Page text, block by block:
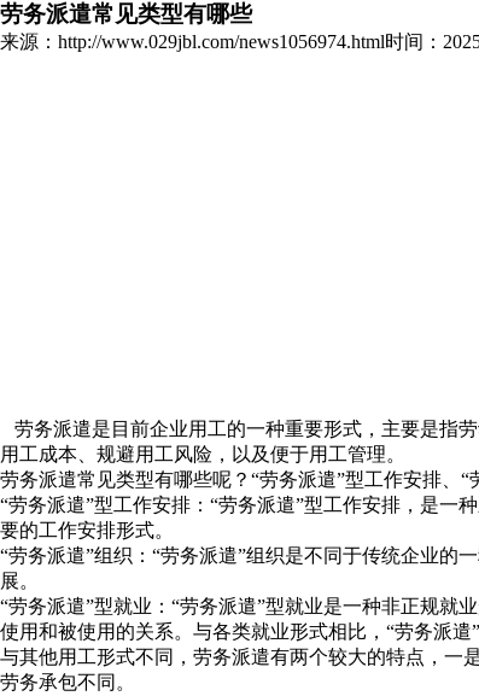
劳务派遣常见类型有哪些
来源：http://www.029jbl.com/news1056974.html时间：
劳务派遣是目前企业用工的一种重要形式，主要是指
用工成本、规避用工风险，以及便于用工管理。
劳务派遣常见类型有哪些呢？“劳务派遣”型工作安排、“
“劳务派遣”型工作安排：“劳务派遣”型工作安排，是
要的工作安排形式。
“劳务派遣”组织：“劳务派遣”组织是不同于传统企业
展。
“劳务派遣”型就业：“劳务派遣”型就业是一种非正规
使用和被使用的关系。与各类就业形式相比，“劳务派
与其他用工形式不同，劳务派遣有两个较大的特点，一
劳务承包不同。